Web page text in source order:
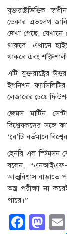
যুক্তরাষ্ট্রভিত্তিক
ডেকার এভলেথ
দেখা গেছে,
থাকবে। এখানে
থাকবে এবং
এটি যুক্তরাষ্ট্রের
ইগনিশন
লেজারের চেয়ে
জেমস মার্টিন
বিশ্লেষকদের সঙ্গে
‘বে’টি বর্তমানে
হেনরি এল স্টিমসন
বলেন, “এনআইএফ-
আত্মবিশ্বাস বাড়াতে
অস্ত্র পরীক্ষা না
পারে।”